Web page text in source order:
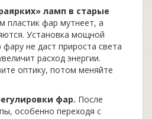
ламп в старые
пластик фар мутнеет, а
Установка мощной
не даст прироста света
расход энергии.
оптику, потом меняйте
фар. После
особенно переходя с